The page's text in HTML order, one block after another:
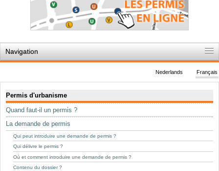
Navigation
Règles du jeu
Permis d'urbanisme
Cartographie
Etudes et publications
Mots-clés
Renseignements urbanistiques
Français
Nederlands
Permis d'urbanisme
Quand faut-il un permis ?
La demande de permis
Qui peut introduire une demande de permis ?
Qui délivre le permis ?
Où et comment introduire une demande de permis ?
Contenu du dossier ?